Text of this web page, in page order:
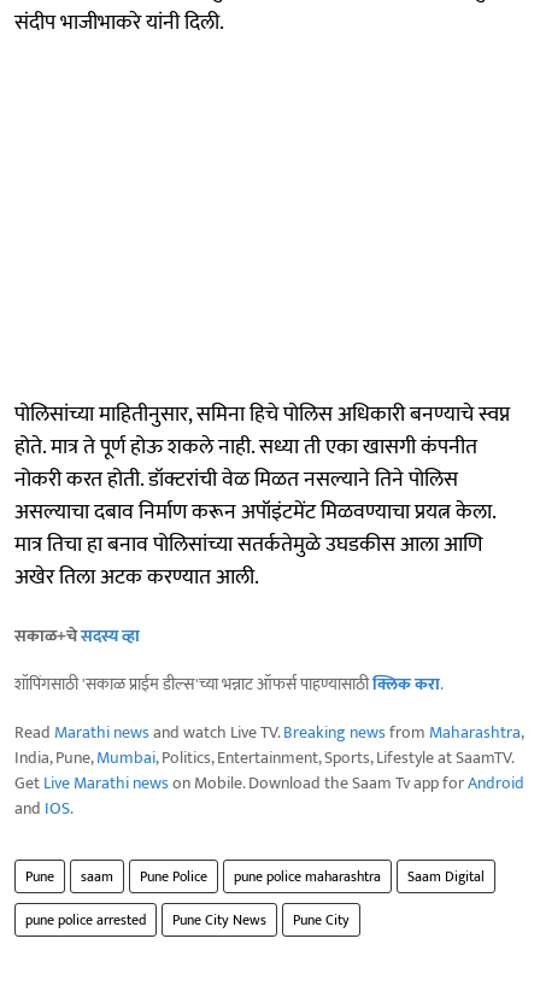
संदीप भाजीभाकरे यांनी दिली.
पोलिसांच्या माहितीनुसार, समिना हिचे पोलिस अधिकारी बनण्याचे स्वप्न
होते. मात्र ते पूर्ण होऊ शकले नाही. सध्या ती एका खासगी कंपनीत
नोकरी करत होती. डॉक्टरांची वेळ मिळत नसल्याने तिने पोलिस
असल्याचा दबाव निर्माण करून अपॉइंटमेंट मिळवण्याचा प्रयत्न केला.
मात्र तिचा हा बनाव पोलिसांच्या सतर्कतेमुळे उघडकीस आला आणि
अखेर तिला अटक करण्यात आली.
सकाळ+चेसदस्य व्हा
शॉपिंगसाठी 'सकाळ प्राईम डील्स'च्या भन्नाट ऑफर्स पाहण्यासाठीक्लिक करा.
Read Marathi newsand watch Live TV.Breaking newsfrom Maharashtra,
India, Pune,Mumbai, Politics, Entertainment, Sports, Lifestyle at SaamTV.
GetLive Marathi newson Mobile. Download the Saam Tv app forAndroid
and IOS.
Pune saam Pune Police pune police maharashtra
Saam Digital
pune police arrested
Pune City News Pune City